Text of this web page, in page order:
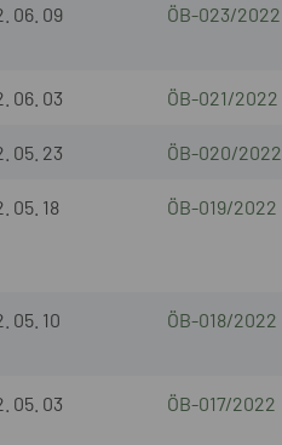
06. 09 ÖB-023/2022
06. 03 ÖB-021/2022
05. 23 ÖB-020/2022
05. 18 ÖB-019/2022
05. 10 ÖB-018/2022
05. 03 ÖB-017/2022